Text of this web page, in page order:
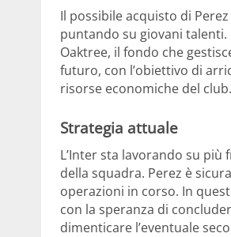
Il possibile acquisto di
puntando su giovani
Oaktree, il fondo che
futuro, con l’obiettivo di
risorse economiche del club.
Strategia attuale
L’Inter sta lavorando su
della squadra. Perez è
operazioni in corso. In
con la speranza di
dimenticare l’eventuale